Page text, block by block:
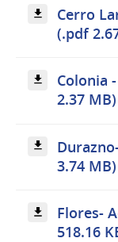
Cerro
(.pdf
Colonia
2.37 MB)
3.74 MB)
Flores-
518.16